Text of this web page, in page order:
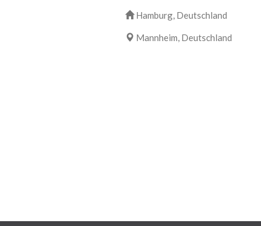
Hamburg, Deutschland
Mannheim, Deutschland